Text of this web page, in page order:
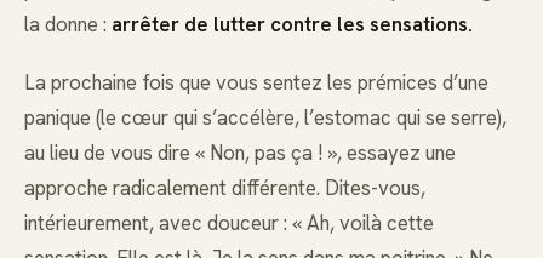
la donne : arrêter de lutter contre les sensations.
La prochaine fois que vous sentez les prémices d’une
panique (le cœur qui s’accélère, l’estomac qui se serre),
au lieu de vous dire « Non, pas ça ! », essayez une
approche radicalement différente. Dites-vous,
intérieurement, avec douceur : « Ah, voilà cette